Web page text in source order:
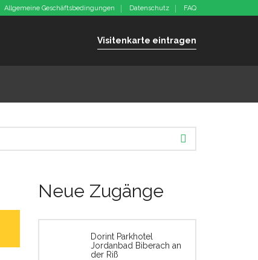
Allgemeine Geschäftsbedingungen Datenschutz FAQ
Visitenkarte eintragen
Neue Zugänge
Dorint Parkhotel
Jordanbad Biberach an
der Riß